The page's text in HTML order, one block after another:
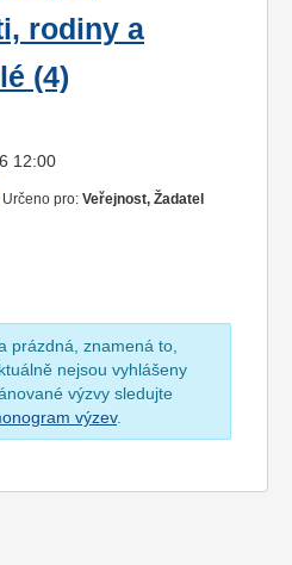
rodiny a
(4)
12:00
Určeno pro: Veřejnost, Žadatel
prázdná, znamená to,
nejsou vyhlášeny
výzvy sledujte
výzev.